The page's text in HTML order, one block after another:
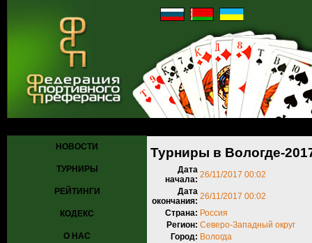
НОВОСТИ
ТУРНИРЫ
РЕЙТИНГИ
КОДЕКС
О НАС
Турниры в Вологде-
Дата
начала: 26/11/2017 00:02
Дата
окончания: 26/11/2017 00:02
Страна: Россия
Регион: Северо-Западный округ
Город: Вологда